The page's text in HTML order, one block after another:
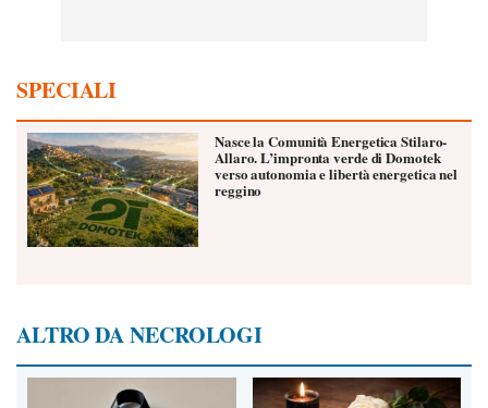
SPECIALI
Nasce la Comunità Energetica Stilaro-
Allaro. L’impronta verde di Domotek
verso autonomia e libertà energetica nel
reggino
ALTRO DA NECROLOGI